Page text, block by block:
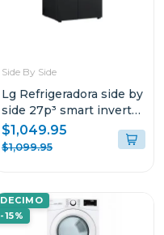
Side By Side
Lg Refrigeradora side by
side 27p³ smart inverter
negro matte
$1,049.95
$1,099.95
DECIMO
-15%